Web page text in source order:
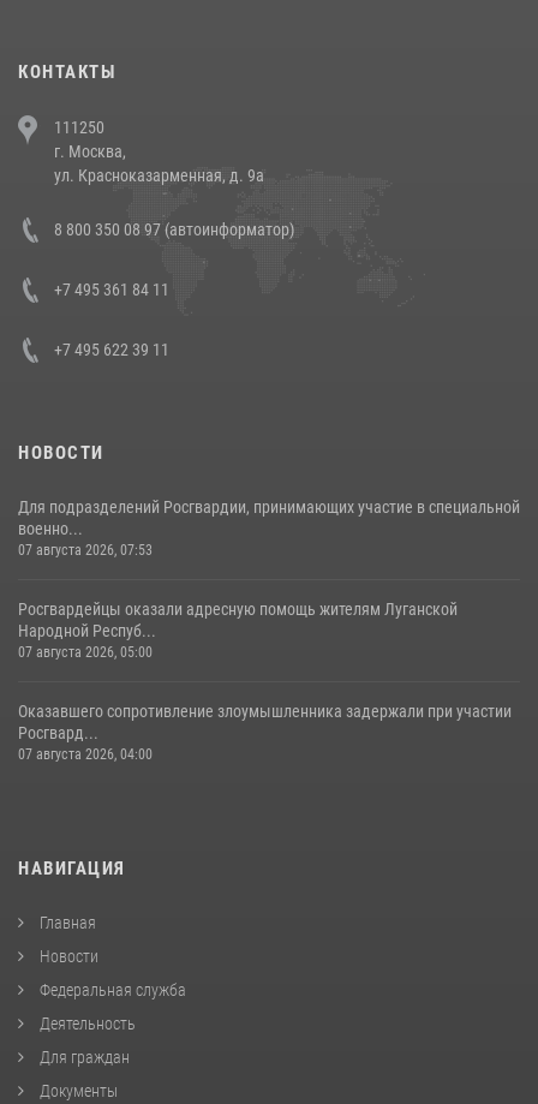
напавших на бригаду скорой помощи (видео)
14 июля 2026, 12:20
В Росгвардии прошла военно-научная конференция по обобщению
боевого опыта
КОНТАКТЫ
111250
г. Москва,
ул. Красноказарменная, д. 9а
8 800 350 08 97 (автоинформатор)
+7 495 361 84 11
+7 495 622 39 11
НОВОСТИ
Для подразделений Росгвардии, принимающих участие в специальной
военно...
07 августа 2026, 07:53
Росгвардейцы оказали адресную помощь жителям Луганской
Народной Респуб...
07 августа 2026, 05:00
Оказавшего сопротивление злоумышленника задержали при участии
Росгвард...
07 августа 2026, 04:00
НАВИГАЦИЯ
Главная
Новости
Федеральная служба
Деятельность
Для граждан
Документы